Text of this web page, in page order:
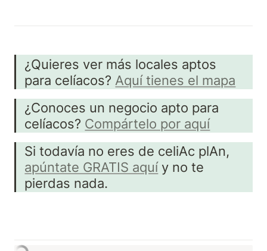
¿Quieres ver más locales aptos
para celíacos? Aquí tienes el mapa
¿Conoces un negocio apto para
celíacos? Compártelo por aquí
apúntate GRATIS aquí y no te
pierdas nada.